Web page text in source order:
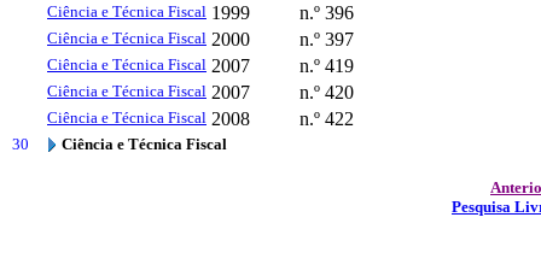
Ciência e Técnica Fiscal 1999 n.º 396
Ciência e Técnica Fiscal 2000 n.º 397
Ciência e Técnica Fiscal 2007 n.º 419
Ciência e Técnica Fiscal 2007 n.º 420
Ciência e Técnica Fiscal 2008 n.º 422
30 Ciência e Técnica Fiscal
Pesquisa